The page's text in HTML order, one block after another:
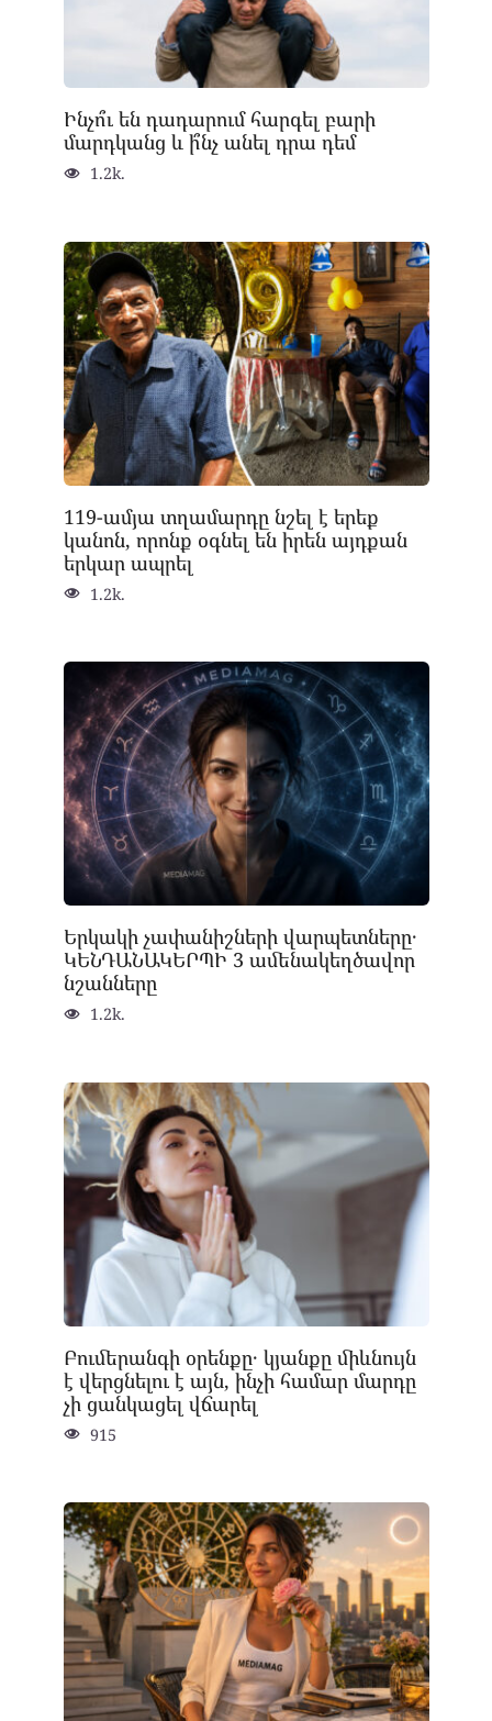
Ինչո՞ւ են դադարում հարգել բարի
մարդկանց և ի՞նչ անել դրա դեմ
1.2k.
119-ամյա տղամարդը նշել է երեք
կանոն, որոնք օգնել են իրեն այդքան
երկար ապրել
1.2k.
Երկակի չափանիշների վարպետները․
ԿԵՆԴԱՆԱԿԵՐՊԻ 3 ամենակեղծավոր
նշանները
1.2k.
Բումերանգի օրենքը․ կյանքը միևնույն
է վերցնելու է այն, ինչի համար մարդը
չի ցանկացել վճարել
915